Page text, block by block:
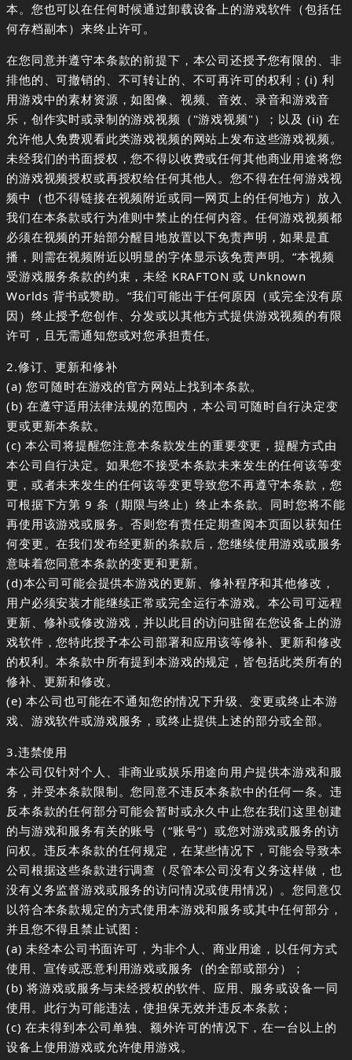
本。您也可以在任何时候通过卸载设备上的游戏软件（包括任
何存档副本）来终止许可。
在您同意并遵守本条款的前提下，本公司还授予您有限的、非
排他的、可撤销的、不可转让的、不可再许可的权利；(i) 利
用游戏中的素材资源，如图像、视频、音效、录音和游戏音
乐，创作实时或录制的游戏视频（"游戏视频"）；以及 (ii) 在
允许他人免费观看此类游戏视频的网站上发布这些游戏视频。
未经我们的书面授权，您不得以收费或任何其他商业用途将您
的游戏视频授权或再授权给任何其他人。您不得在任何游戏视
频中（也不得链接在视频附近或同一网页上的任何地方）放入
我们在本条款或行为准则中禁止的任何内容。任何游戏视频都
必须在视频的开始部分醒目地放置以下免责声明，如果是直
播，则需在视频附近以明显的字体显示该免责声明。“本视频
受游戏服务条款的约束，未经 KRAFTON 或 Unknown
Worlds 背书或赞助。”我们可能出于任何原因（或完全没有原
因）终止授予您创作、分发或以其他方式提供游戏视频的有限
许可，且无需通知您或对您承担责任。
2.修订、更新和修补
(a) 您可随时在游戏的官方网站上找到本条款。
(b) 在遵守适用法律法规的范围内，本公司可随时自行决定变
更或更新本条款。
(c) 本公司将提醒您注意本条款发生的重要变更，提醒方式由
本公司自行决定。如果您不接受本条款未来发生的任何该等变
更，或者未来发生的任何该等变更导致您不再遵守本条款，您
可根据下方第 9 条（期限与终止）终止本条款。同时您将不能
再使用该游戏或服务。否则您有责任定期查阅本页面以获知任
何变更。在我们发布经更新的条款后，您继续使用游戏或服务
意味着您同意本条款的变更和更新。
(d)本公司可能会提供本游戏的更新、修补程序和其他修改，
用户必须安装才能继续正常或完全运行本游戏。本公司可远程
更新、修补或修改游戏，并以此目的访问驻留在您设备上的游
戏软件，您特此授予本公司部署和应用该等修补、更新和修改
的权利。本条款中所有提到本游戏的规定，皆包括此类所有的
修补、更新和修改。
(e) 本公司也可能在不通知您的情况下升级、变更或终止本游
戏、游戏软件或游戏服务，或终止提供上述的部分或全部。
3.违禁使用
本公司仅针对个人、非商业或娱乐用途向用户提供本游戏和服
务，并受本条款限制。您同意不违反本条款中的任何一条。违
反本条款的任何部分可能会暂时或永久中止您在我们这里创建
的与游戏和服务有关的账号（“账号”）或您对游戏或服务的访
问权。违反本条款的任何规定，在某些情况下，可能会导致本
公司根据这些条款进行调查（尽管本公司没有义务这样做，也
没有义务监督游戏或服务的访问情况或使用情况）。您同意仅
以符合本条款规定的方式使用本游戏和服务或其中任何部分，
并且您不得且禁止试图：
(a) 未经本公司书面许可，为非个人、商业用途，以任何方式
使用、宣传或恶意利用游戏或服务（的全部或部分）；
(b) 将游戏或服务与未经授权的软件、应用、服务或设备一同
使用。此行为可能违法，使担保无效并违反本条款；
(c) 在未得到本公司单独、额外许可的情况下，在一台以上的
设备上使用游戏或允许使用游戏。